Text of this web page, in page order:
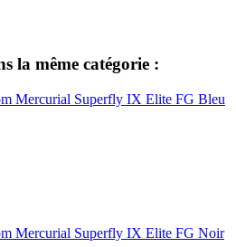
la même catégorie :